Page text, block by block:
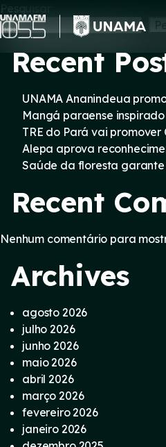
Skip
to
content
Pesquisar
Recent
UNAMA Ananindeua
Mangá paraense
TRE do Pará vai
Alepa aprova
Saúde da floresta garante
Recent
Nenhum comentário para
Archives
agosto 2026
julho 2026
junho 2026
maio 2026
abril 2026
março 2026
fevereiro 2026
janeiro 2026